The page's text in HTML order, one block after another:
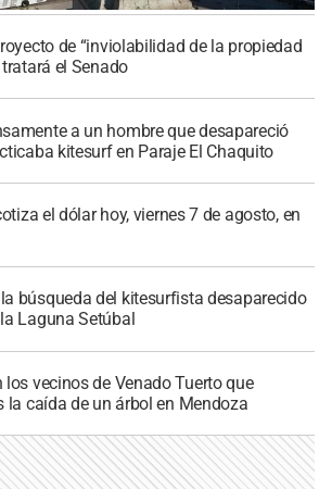
de “inviolabilidad de la propiedad
el Senado
a un hombre que desapareció
kitesurf en Paraje El Chaquito
el dólar hoy, viernes 7 de agosto, en
búsqueda del kitesurfista desaparecido
Laguna Setúbal
los vecinos de Venado Tuerto que
la caída de un árbol en Mendoza